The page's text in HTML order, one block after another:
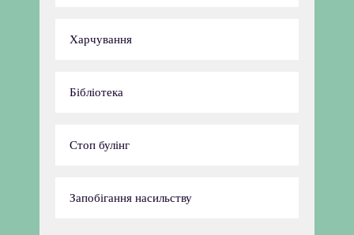
Харчування
Бібліотека
Стоп булінг
Запобігання насильству